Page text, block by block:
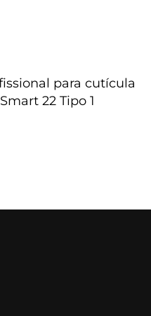
para cutícula
22 Tipo 1